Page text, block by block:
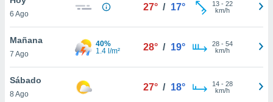
en
más
nuestra
6 Ago
27° / 17° 13- 22
km/h
Mañana
7 Ago
40%
1.4 l/m²
28° / 19° 28- 54
km/h
Sábado
8 Ago
27° / 18° 14- 28
km/h